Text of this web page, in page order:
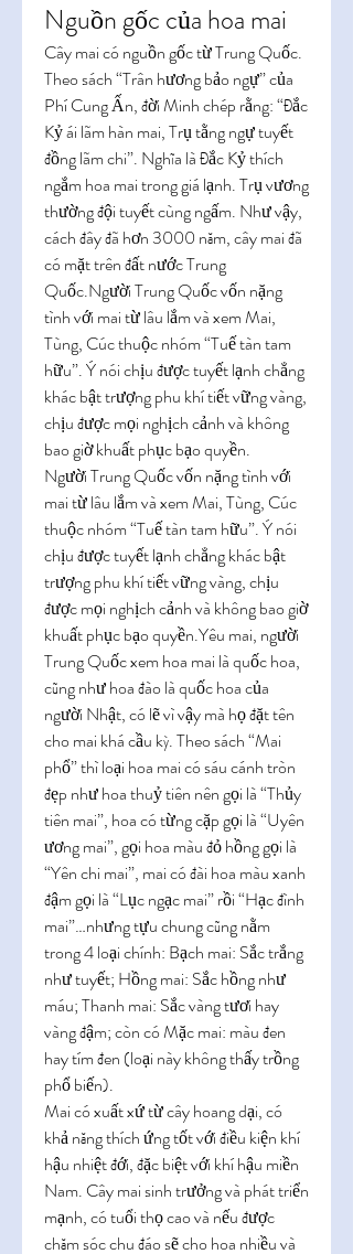
Nguồn gốc của hoa mai
Cây mai có nguồn gốc từ Trung Quốc.
Theo sách “Trân hương bảo ngự” của
Phí Cung Ấn, đời Minh chép rằng: “Đắc
Kỷ ái lãm hàn mai, Trụ tằng ngự tuyết
đồng lãm chi”. Nghĩa là Đắc Kỷ thích
ngắm hoa mai trong giá lạnh. Trụ vương
thường đội tuyết cùng ngấm. Như vậy,
cách đây đã hơn 3000 năm, cây mai đã
có mặt trên đất nước Trung
Quốc.Người Trung Quốc vốn nặng
tình với mai từ lâu lắm và xem Mai,
Tùng, Cúc thuộc nhóm “Tuế tàn tam
hữu”. Ý nói chịu được tuyết lạnh chẳng
khác bật trượng phu khí tiết vững vàng,
chịu được mọi nghịch cảnh và không
bao giờ khuất phục bạo quyền.
Người Trung Quốc vốn nặng tình với
mai từ lâu lắm và xem Mai, Tùng, Cúc
thuộc nhóm “Tuế tàn tam hữu”. Ý nói
chịu được tuyết lạnh chẳng khác bật
trượng phu khí tiết vững vàng, chịu
được mọi nghịch cảnh và không bao giờ
khuất phục bạo quyền.Yêu mai, người
Trung Quốc xem hoa mai là quốc hoa,
cũng như hoa đào là quốc hoa của
người Nhật, có lẽ vì vậy mà họ đặt tên
cho mai khá cầu kỳ. Theo sách “Mai
phổ” thì loại hoa mai có sáu cánh tròn
đẹp như hoa thuỷ tiên nên gọi là “Thủy
tiên mai”, hoa có từng cặp gọi là “Uyên
ương mai”, gọi hoa màu đỏ hồng gọi là
“Yên chi mai”, mai có đài hoa màu xanh
đậm gọi là “Lục ngạc mai” rồi “Hạc đình
mai”…nhưng tựu chung cũng nằm
trong 4 loại chính: Bạch mai: Sắc trắng
như tuyết; Hồng mai: Sắc hồng như
máu; Thanh mai: Sắc vàng tươi hay
vàng đậm; còn có Mặc mai: màu đen
hay tím đen (loại này không thấy trồng
phổ biến).
Mai có xuất xứ từ cây hoang dại, có
khả năng thích ứng tốt với điều kiện khí
hậu nhiệt đới, đặc biệt với khí hậu miền
Nam. Cây mai sinh trưởng và phát triển
mạnh, có tuổi thọ cao và nếu được
chăm sóc chu đáo sẽ cho hoa nhiều và